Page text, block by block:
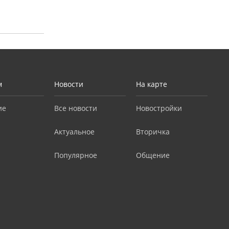
Новости
Все новости
Актуальное
Популярное
На карте
Новостройки
Вторичка
Общение